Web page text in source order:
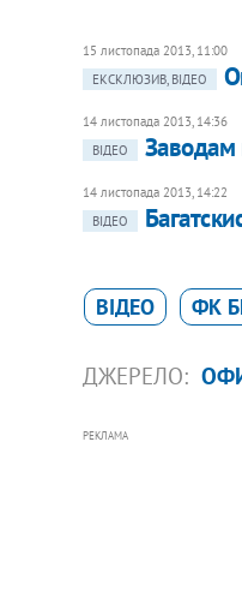
15 листопада 2013, 11:00
ЕКСКЛЮЗИВ, ВІДЕО
14 листопада 2013, 14:36
ВІДЕО
Заводам
14 листопада 2013, 14:22
ВІДЕО
ВІДЕО ФК
ДЖЕРЕЛО:
РЕКЛАМА